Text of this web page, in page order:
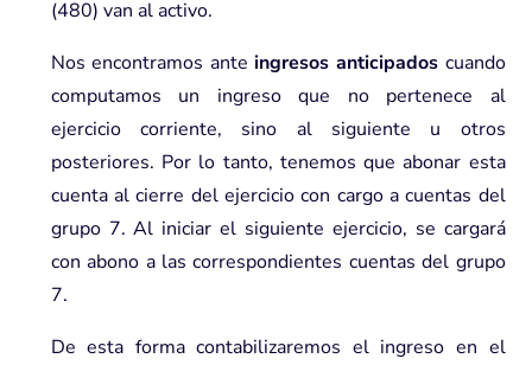
(480) van al activo.
Nos encontramos anteingresos anticipados cuando
computamos un ingreso que no pertenece al
ejercicio corriente, sino al siguiente u otros
posteriores. Por lo tanto, tenemos que abonar esta
cuenta al cierre del ejercicio con cargo a cuentas del
grupo 7. Al iniciar el siguiente ejercicio, se cargará
con abono a las correspondientes cuentas del grupo
7.
De esta forma contabilizaremos el ingreso en el